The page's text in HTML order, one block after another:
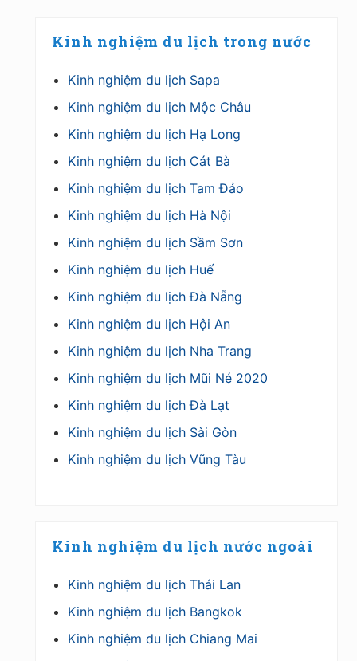
Primary
Sidebar
Kinh nghiệm du lịch trong nước
Kinh nghiệm du lịch Sapa
Kinh nghiệm du lịch Mộc Châu
Kinh nghiệm du lịch Hạ Long
Kinh nghiệm du lịch Cát Bà
Kinh nghiệm du lịch Tam Đảo
Kinh nghiệm du lịch Hà Nội
Kinh nghiệm du lịch Sầm Sơn
Kinh nghiệm du lịch Huế
Kinh nghiệm du lịch Đà Nẵng
Kinh nghiệm du lịch Hội An
Kinh nghiệm du lịch Nha Trang
Kinh nghiệm du lịch Mũi Né 2020
Kinh nghiệm du lịch Đà Lạt
Kinh nghiệm du lịch Sài Gòn
Kinh nghiệm du lịch Vũng Tàu
Kinh nghiệm du lịch nước ngoài
Kinh nghiệm du lịch Thái Lan
Kinh nghiệm du lịch Bangkok
Kinh nghiệm du lịch Chiang Mai